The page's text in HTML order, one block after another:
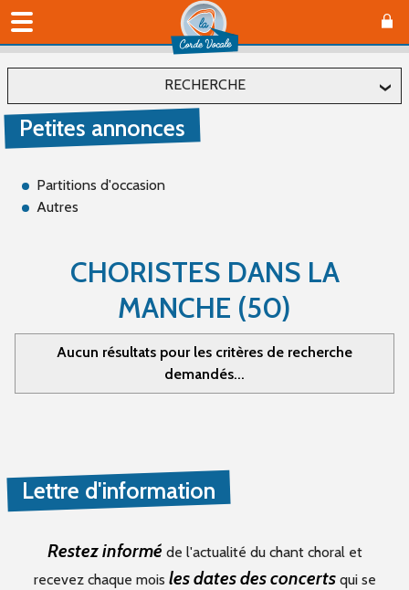
RECHERCHE
Localiser
Affiner
Recherche (2)
Catégorie(s)
Musiciens (0)
Recherche De Partitions (1)
Echanges / Rencontres Entre Groupes Vocaux (0)
Matériels Et Fournitures (0)
Petites annonces
Partitions d'occasion
Autres
CHORISTES DANS LA
MANCHE (50)
Aucun résultats pour les critères de recherche
demandés...
Lettre d'information
Restez informé de l'actualité du chant choral et
recevez chaque mois les dates des concertsqui se